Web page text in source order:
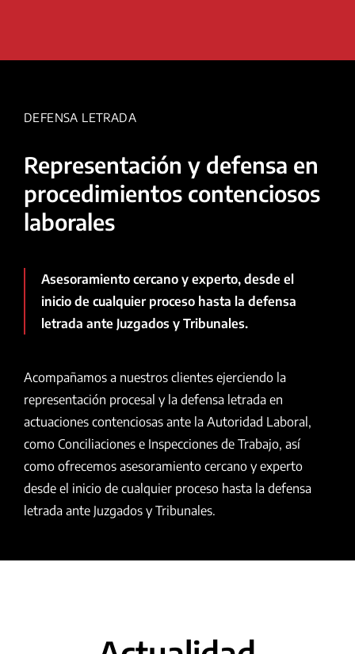
DEFENSA LETRADA
Representación y defensa en
procedimientos contenciosos
laborales
Asesoramiento cercano y experto, desde el
inicio de cualquier proceso hasta la defensa
letrada ante Juzgados y Tribunales.
Acompañamos a nuestros clientes ejerciendo la
representación procesal y la defensa letrada en
actuaciones contenciosas ante la Autoridad Laboral,
como Conciliaciones e Inspecciones de Trabajo, así
como ofrecemos asesoramiento cercano y experto
desde el inicio de cualquier proceso hasta la defensa
letrada ante Juzgados y Tribunales.